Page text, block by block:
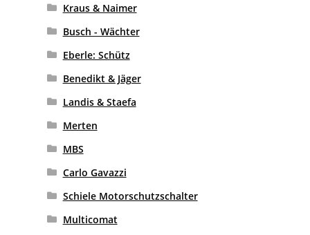
Kraus & Naimer
Busch - Wächter
Eberle: Schütz
Benedikt & Jäger
Landis & Staefa
Merten
MBS
Carlo Gavazzi
Schiele Motorschutzschalter
Multicomat